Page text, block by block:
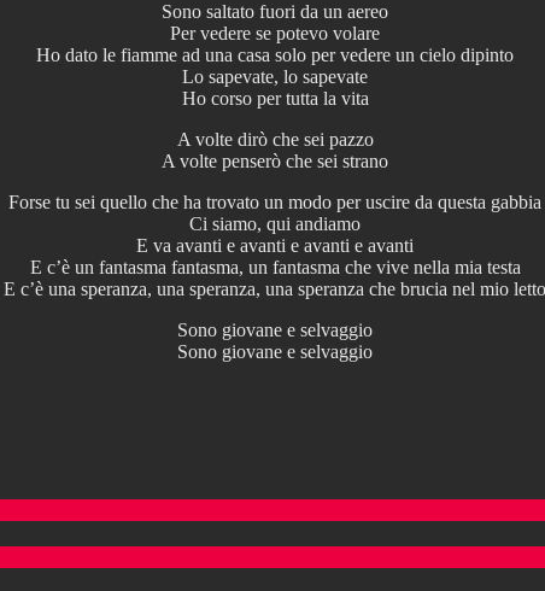
Sono saltato fuori da un aereo
Per vedere se potevo volare
Ho dato le fiamme ad una casa solo per vedere un cielo dipinto
Lo sapevate, lo sapevate
Ho corso per tutta la vita
A volte dirò che sei pazzo
A volte penserò che sei strano
Forse tu sei quello che ha trovato un modo per uscire da questa gabbia
Ci siamo, qui andiamo
E va avanti e avanti e avanti e avanti
E c’è un fantasma fantasma, un fantasma che vive nella mia testa
E c’è una speranza, una speranza, una speranza che brucia nel mio letto
Sono giovane e selvaggio
Sono giovane e selvaggio